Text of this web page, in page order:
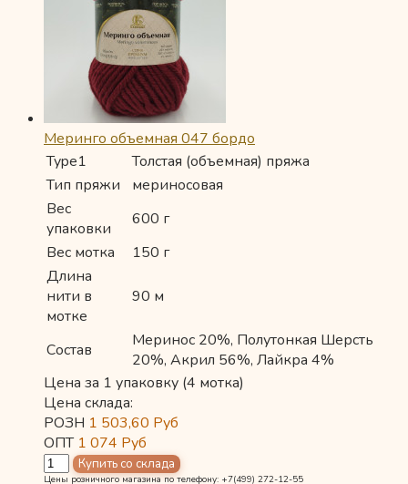
Меринго объемная 047 бордо
Type1
Толстая (объемная) пряжа
Тип пряжи
мериносовая
Вес
упаковки
600 г
Вес мотка
150 г
Длина
нити в
мотке
90 м
Состав
Меринос 20%, Полутонкая Шерсть
20%, Акрил 56%, Лайкра 4%
Цена за 1 упаковку (4 мотка)
Цена склада:
РОЗН 1 503,60 Руб
ОПТ 1 074 Руб
Цены розничного магазина по телефону: +7(499) 272-12-55